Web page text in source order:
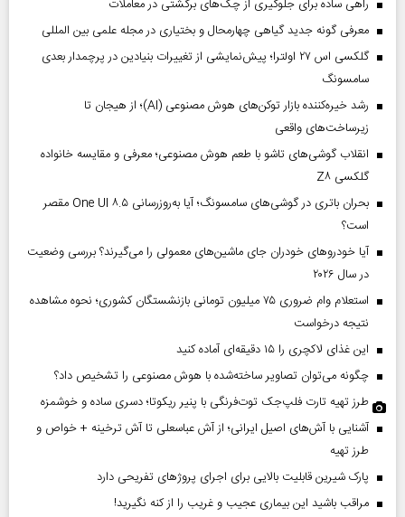
راهی ساده برای جلوگیری از چک‌های برگشتی در معاملات
معرفی گونه جدید گیاهی چهارمحال و بختیاری در مجله علمی بین المللی
گلکسی اس ۲۷ اولترا؛ پیش‌نمایشی از تغییرات بنیادین در پرچمدار بعدی
سامسونگ
رشد خیره‌کننده بازار توکن‌های هوش مصنوعی (AI)؛ از هیجان تا
زیرساخت‌های واقعی
انقلاب گوشی‌های تاشو‌ با طعم هوش مصنوعی؛ معرفی و مقایسه خانواده
گلکسی Z۸
بحران باتری در گوشی‌های سامسونگ؛ آیا به‌روزرسانی One UI ۸.۵ مقصر
است؟
آیا خودروهای خودران جای ماشین‌های معمولی را می‌گیرند؟ بررسی وضعیت
در سال ۲۰۲۶
استعلام وام ضروری ۷۵ میلیون تومانی بازنشستگان کشوری؛ نحوه مشاهده
نتیجه درخواست
این غذای لاکچری را ۱۵ دقیقه‌ای آماده کنید
چگونه می‌توان تصاویر ساخته‌شده با هوش مصنوعی را تشخیص داد؟
طرز تهیه تارت فلپ‌جک توت‌فرنگی با پنیر ریکوتا؛ دسری ساده و خوشمزه
آشنایی با آش‌های اصیل ایرانی؛ از آش عباسعلی تا آش ترخینه + خواص و
طرز تهیه
پارک شیرین قابلیت‌ بالایی برای اجرای پروژهای تفریحی دارد
مراقب باشید این بیماری عجیب و غریب را از کنه نگیرید!